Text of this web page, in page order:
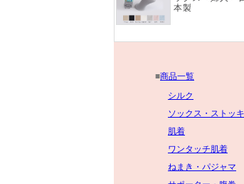
本製
■商品一覧
シルク
ソックス・ストッ
肌着
ワンタッチ肌着
ねまき・パジャマ